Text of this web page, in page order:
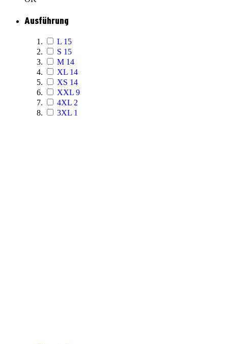
Ausführung
L 15
S 15
M 14
XL 14
XS 14
XXL 9
4XL 2
3XL 1